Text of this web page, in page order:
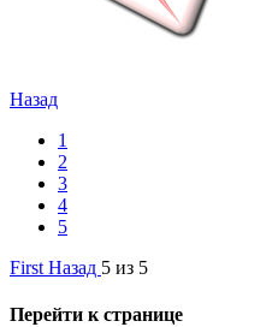
Назад
1
2
3
4
5
First Назад 5 из 5
Перейти к странице